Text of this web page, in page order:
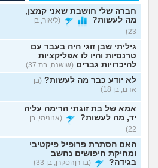
חברה שלי חושבת שאני קמצן,
מה לעשות?
(ליאור, בן
23)
גיליתי שבן זוגי היה בעבר עם
טרנסיות והיו לו אפליקציות
להיכרויות גברים (שושנה, בת 37)
לא יודע כבר מה לעשות? (בן
אדם, בן 18)
אמא של בת זוגתי הרימה עליה
יד, מה לעשות?
(אנונימי, בן
22)
האם הסתרת פרופיל פיקטיבי
ומחיקת חיפושים נחשב
בגידה?
(בדרןהסקרן, בן 33)